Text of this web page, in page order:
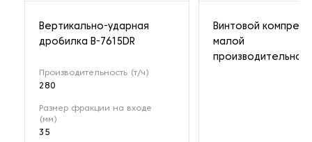
Вертикально-ударная
дробилка B-7615DR
Производительность (т/ч)
280
Размер фракции на входе
(мм)
35
Винтовой
малой